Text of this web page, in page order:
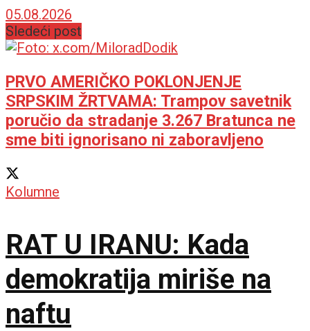
05.08.2026
Sledeći post
PRVO AMERIČKO POKLONJENJE
SRPSKIM ŽRTVAMA: Trampov savetnik
poručio da stradanje 3.267 Bratunca ne
sme biti ignorisano ni zaboravljeno
Kolumne
RAT U IRANU: Kada
demokratija miriše na
naftu